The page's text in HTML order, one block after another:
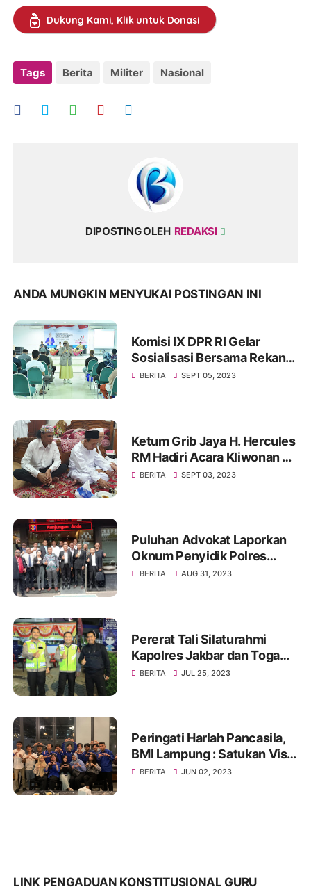
Dukung Kami, Klik untuk Donasi
Tags Berita Militer Nasional
DIPOSTING OLEH REDAKSI
ANDA MUNGKIN MENYUKAI POSTINGAN INI
Komisi IX DPR RI Gelar
Sosialisasi Bersama Rekan
Mitra Kerjanya BKKBN di
BERITA SEPT 05, 2023
Ketum Grib Jaya H. Hercules
RM Hadiri Acara Kliwonan di
Pekalongan dan Milad Ke 11
BERITA SEPT 03, 2023
Puluhan Advokat Laporkan
Oknum Penyidik Polres
JAKSEL Ke Propam Mabes
BERITA AUG 31, 2023
Pererat Tali Silaturahmi
Kapolres Jakbar dan Toga
Serta Tomas, Ini Kata Tokoh
BERITA JUL 25, 2023
Peringati Harlah Pancasila,
BMI Lampung : Satukan Visi,
Merajut Persatuan
BERITA JUN 02, 2023
LINK PENGADUAN KONSTITUSIONAL GURU